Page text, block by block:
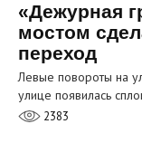
«Дежурная
мостом
переход
Левые повороты на
улице появилась
2383